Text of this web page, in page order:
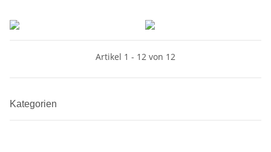
Artikel 1 - 12 von 12
Kategorien